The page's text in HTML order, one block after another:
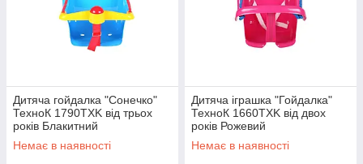
Дитяча гойдалка "Сонечко"
ТехноК 1790TXK від трьох
років Блакитний
Немає в наявності
Дитяча іграшка "Гойдалка"
ТехноК 1660TXK від двох
років Рожевий
Немає в наявності